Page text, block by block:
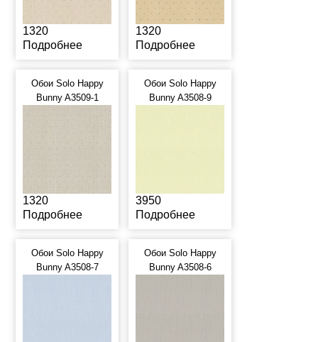
1320
Подробнее
1320
Подробнее
Обои Solo Happy
Bunny A3509-1
1320
Подробнее
Обои Solo Happy
Bunny A3508-9
3950
Подробнее
Обои Solo Happy
Bunny A3508-7
Обои Solo Happy
Bunny A3508-6